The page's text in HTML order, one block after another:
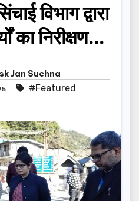
विभाग द्वारा
का निरीक्षण…
Jan Suchna
#Featured